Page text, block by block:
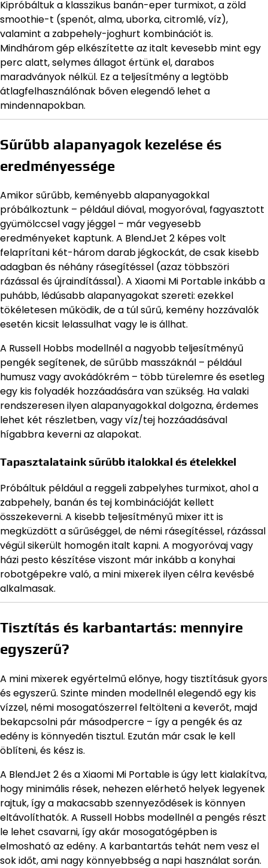
Kipróbáltuk a klasszikus banán-eper turmixot, a zöld
smoothie-t (spenót, alma, uborka, citromlé, víz),
valamint a zabpehely-joghurt kombinációt is.
Mindhárom gép elkészítette az italt kevesebb mint egy
perc alatt, selymes állagot értünk el, darabos
maradványok nélkül. Ez a teljesítmény a legtöbb
átlagfelhasználónak bőven elegendő lehet a
mindennapokban.
Sűrűbb alapanyagok kezelése és
eredményessége
Amikor sűrűbb, keményebb alapanyagokkal
próbálkoztunk – például dióval, mogyoróval, fagyasztott
gyümölccsel vagy jéggel – már vegyesebb
eredményeket kaptunk. A BlendJet 2 képes volt
felaprítani két-három darab jégkockát, de csak kisebb
adagban és néhány rásegítéssel (azaz többszöri
rázással és újraindítással). A Xiaomi Mi Portable inkább a
puhább, lédúsabb alapanyagokat szereti: ezekkel
tökéletesen működik, de a túl sűrű, kemény hozzávalók
esetén kicsit lelassulhat vagy le is állhat.
A Russell Hobbs modellnél a nagyobb teljesítményű
pengék segítenek, de sűrűbb masszáknál – például
humusz vagy avokádókrém – több türelemre és esetleg
egy kis folyadék hozzáadására van szükség. Ha valaki
rendszeresen ilyen alapanyagokkal dolgozna, érdemes
lehet két részletben, vagy víz/tej hozzáadásával
hígabbra keverni az alapokat.
Tapasztalataink sűrűbb italokkal és ételekkel
Próbáltuk például a reggeli zabpelyhes turmixot, ahol a
zabpehely, banán és tej kombinációját kellett
összekeverni. A kisebb teljesítményű mixer itt is
megküzdött a sűrűséggel, de némi rásegítéssel, rázással
végül sikerült homogén italt kapni. A mogyoróvaj vagy
házi pesto készítése viszont már inkább a konyhai
robotgépekre való, a mini mixerek ilyen célra kevésbé
alkalmasak.
Tisztítás és karbantartás: mennyire
egyszerű?
A mini mixerek egyértelmű előnye, hogy tisztításuk gyors
és egyszerű. Szinte minden modellnél elegendő egy kis
vízzel, némi mosogatószerrel feltölteni a keverőt, majd
bekapcsolni pár másodpercre – így a pengék és az
edény is könnyedén tisztul. Ezután már csak le kell
öblíteni, és kész is.
A BlendJet 2 és a Xiaomi Mi Portable is úgy lett kialakítva,
hogy minimális rések, nehezen elérhető helyek legyenek
rajtuk, így a makacsabb szennyeződések is könnyen
eltávolíthatók. A Russell Hobbs modellnél a pengés részt
le lehet csavarni, így akár mosogatógépben is
elmosható az edény. A karbantartás tehát nem vesz el
sok időt, ami nagy könnyebbség a napi használat során.